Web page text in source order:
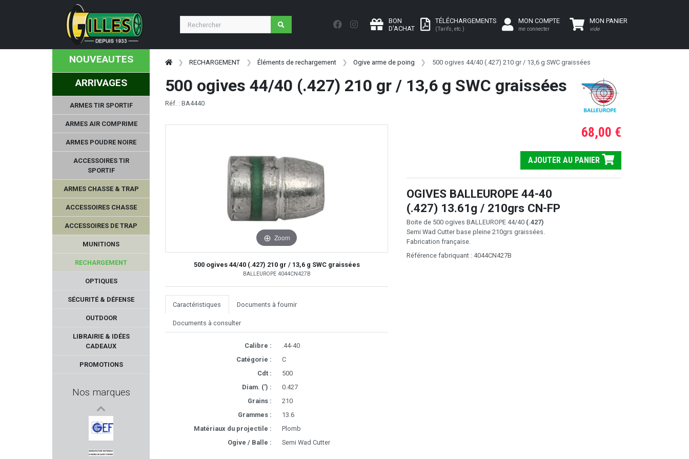
BON
D'ACHAT
TÉLÉCHARGEMENTS
(Tarifs, etc.)
MON COMPTE
me connecter
MON PANIER
vide
NOUVEAUTES
ARRIVAGES
ARMES TIR SPORTIF
ARMES AIR COMPRIME
ARMES POUDRE NOIRE
ACCESSOIRES TIR
SPORTIF
ARMES CHASSE & TRAP
ACCESSOIRES CHASSE
ACCESSOIRES DE TRAP
MUNITIONS
RECHARGEMENT
OPTIQUES
SÉCURITÉ & DÉFENSE
OUTDOOR
LIBRAIRIE & IDÉES
CADEAUX
PROMOTIONS
Nos marques
H&N
GEF
RECHARGEMENT Éléments de rechargement Ogive arme de poing 500 ogives 44/40 (.427) 210 gr / 13,6 g SWC graissées
500 ogives 44/40 (.427) 210 gr / 13,6 g SWC graissées
Réf. : BA4440
Zoom
500 ogives 44/40 (.427) 210 gr / 13,6 g SWC graissées
BALLEUROPE 4044CN427B
Caractéristiques Documents à fournir
Documents à consulter
Calibre :
.44-40
Catégorie :
C
Cdt :
500
Diam. (') :
0.427
Grains :
210
Grammes :
13.6
Matériaux du projectile :
Plomb
Ogive / Balle :
Semi Wad Cutter
68,00 €
AJOUTER AU PANIER
OGIVES BALLEUROPE 44-40
(.427) 13.61g / 210grs CN-FP
Boite de 500 ogives BALLEUROPE 44/40 (.427)
Semi Wad Cutter base pleine 210grs graissées.
Fabrication française.
Référence fabriquant : 4044CN427B